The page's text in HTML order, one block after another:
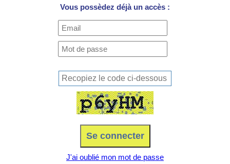
Vous possèdez déjà un accès :
J'ai oublié mon mot de passe